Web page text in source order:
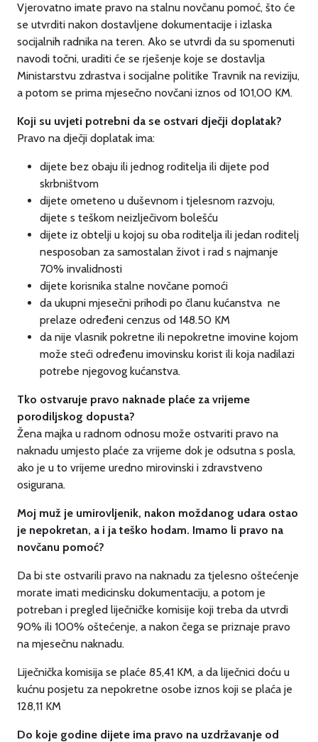
Vjerovatno imate pravo na stalnu novčanu pomoć, što će
se utvrditi nakon dostavljene dokumentacije i izlaska
socijalnih radnika na teren. Ako se utvrdi da su spomenuti
navodi točni, uraditi će se rješenje koje se dostavlja
Ministarstvu zdrastva i socijalne politike Travnik na reviziju,
a potom se prima mjesečno novčani iznos od 101,00 KM.
Koji su uvjeti potrebni da se ostvari dječji doplatak?
Pravo na dječji doplatak ima:
dijete bez obaju ili jednog roditelja ili dijete pod
skrbništvom
dijete ometeno u duševnom i tjelesnom razvoju,
dijete s teškom neizlječivom bolešću
dijete iz obtelji u kojoj su oba roditelja ili jedan roditelj
nesposoban za samostalan život i rad s najmanje
70% invalidnosti
dijete korisnika stalne novčane pomoći
da ukupni mjesečni prihodi po članu kućanstva ne
prelaze određeni cenzus od 148.50 KM
da nije vlasnik pokretne ili nepokretne imovine kojom
može steći određenu imovinsku korist ili koja nadilazi
potrebe njegovog kućanstva.
Tko ostvaruje pravo naknade plaće za vrijeme
porodiljskog dopusta?
Žena majka u radnom odnosu može ostvariti pravo na
naknadu umjesto plaće za vrijeme dok je odsutna s posla,
ako je u to vrijeme uredno mirovinski i zdravstveno
osigurana.
Moj muž je umirovljenik, nakon moždanog udara ostao
je nepokretan, a i ja teško hodam. Imamo li pravo na
novčanu pomoć?
Da bi ste ostvarili pravo na naknadu za tjelesno oštećenje
morate imati medicinsku dokumentaciju, a potom je
potreban i pregled liječničke komisije koji treba da utvrdi
90% ili 100% oštećenje, a nakon čega se priznaje pravo
na mjesečnu naknadu.
Liječnička komisija se plaće 85,41 KM, a da liječnici doću u
kućnu posjetu za nepokretne osobe iznos koji se plaća je
128,11 KM
Do koje godine dijete ima pravo na uzdržavanje od